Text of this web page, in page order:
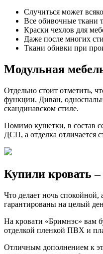
Случиться может
Все обивочные ткани
Краски чехлов для
Даже после многих
Ткани обивки при
Модульная
Отдельно стоит отметить,
функции. Диван,
скандинавском стиле.
Помимо кушетки, в состав
ДСП, а отделка отличается
Купили кровать
Что делает ночь спокойной,
гарантированы на целый
На кровати «Бримнэс» вам
отделкой пленкой ПВХ и
Отличным дополнением к